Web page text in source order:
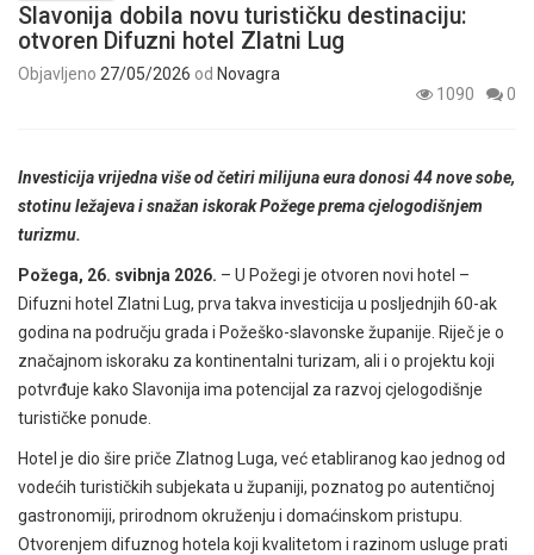
Slavonija dobila novu turističku destinaciju:
otvoren Difuzni hotel Zlatni Lug
Objavljeno 27/05/2026 od Novagra
1090
0
Investicija vrijedna više od četiri milijuna eura donosi 44 nove sobe,
stotinu ležajeva i snažan iskorak Požege prema cjelogodišnjem
turizmu.
Požega, 26. svibnja 2026. – U Požegi je otvoren novi hotel –
Difuzni hotel Zlatni Lug, prva takva investicija u posljednjih 60-ak
godina na području grada i Požeško-slavonske županije. Riječ je o
značajnom iskoraku za kontinentalni turizam, ali i o projektu koji
potvrđuje kako Slavonija ima potencijal za razvoj cjelogodišnje
turističke ponude.
Hotel je dio šire priče Zlatnog Luga, već etabliranog kao jednog od
vodećih turističkih subjekata u županiji, poznatog po autentičnoj
gastronomiji, prirodnom okruženju i domaćinskom pristupu.
Otvorenjem difuznog hotela koji kvalitetom i razinom usluge prati